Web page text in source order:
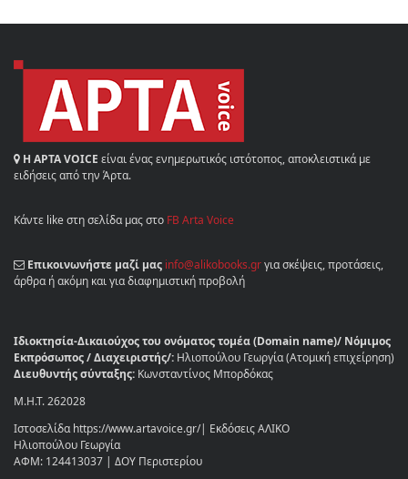
Η ΑΡΤΑ VOICE είναι ένας ενημερωτικός ιστότοπος, αποκλειστικά με
ειδήσεις από την Άρτα.
Κάντε like στη σελίδα μας στο FB Arta Voice
Επικοινωνήστε μαζί μας info@alikobooks.grγια σκέψεις, προτάσεις,
άρθρα ή ακόμη και για διαφημιστική προβολή
Ιδιοκτησία-Δικαιούχος του ονόματος τομέα (Domain name)/ Νόμιμος
Εκπρόσωπος / Διαχειριστής/: Ηλιοπούλου Γεωργία (Ατομική επιχείρηση)
Διευθυντής σύνταξης: Κωνσταντίνος Μπορδόκας
Μ.Η.Τ. 262028
Ιστοσελίδα https://www.artavoice.gr/| Εκδόσεις ΑΛΙΚΟ
Ηλιοπούλου Γεωργία
ΑΦΜ: 124413037 | ΔΟΥ Περιστερίου